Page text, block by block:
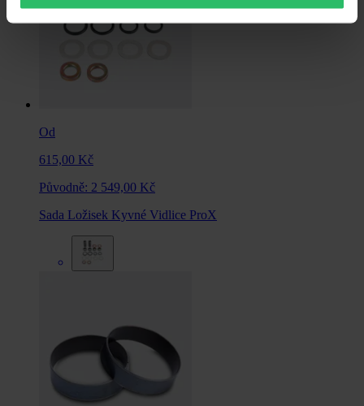
Od
615,00 Kč
Původně: 2 549,00 Kč
Sada Ložisek Kyvné Vidlice ProX